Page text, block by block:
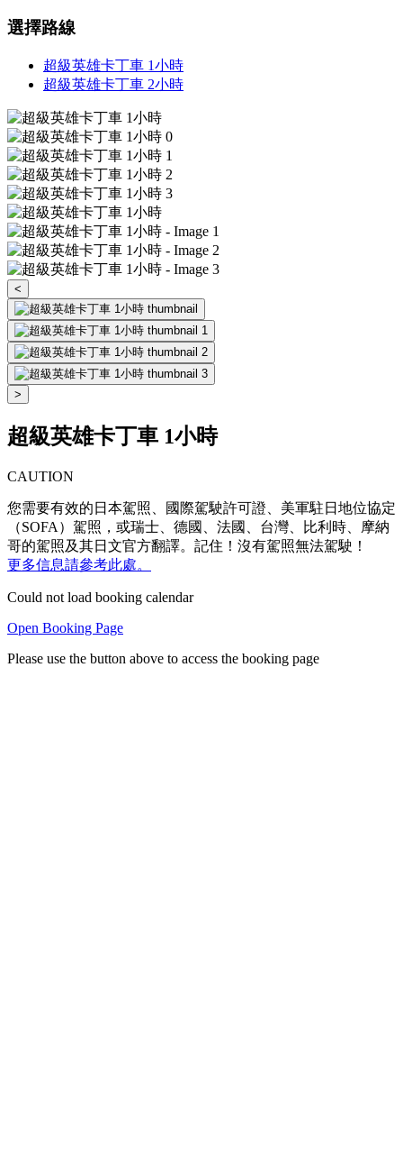
選擇路線
超級英雄卡丁車 1小時
超級英雄卡丁車 2小時
<
>
超級英雄卡丁車 1小時
CAUTION
您需要有效的日本駕照、國際駕駛許可證、美軍駐日地位協定
（SOFA）駕照，或瑞士、德國、法國、台灣、比利時、摩納
哥的駕照及其日文官方翻譯。記住！沒有駕照無法駕駛！
更多信息請參考此處。
Could not load booking calendar
Open Booking Page
Please use the button above to access the booking page